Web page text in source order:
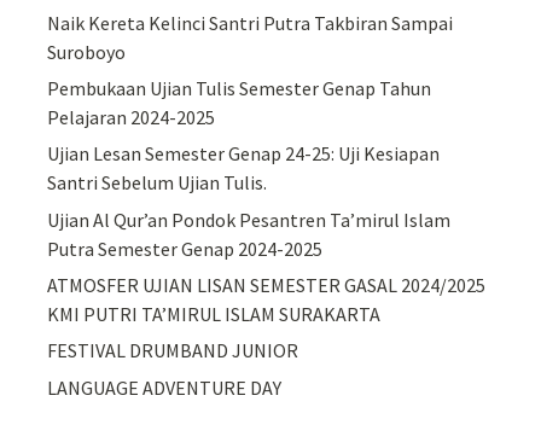
Naik Kereta Kelinci Santri Putra Takbiran Sampai
Suroboyo
Pembukaan Ujian Tulis Semester Genap Tahun
Pelajaran 2024-2025
Ujian Lesan Semester Genap 24-25: Uji Kesiapan
Santri Sebelum Ujian Tulis.
Ujian Al Qur’an Pondok Pesantren Ta’mirul Islam
Putra Semester Genap 2024-2025
ATMOSFER UJIAN LISAN SEMESTER GASAL 2024/2025
KMI PUTRI TA’MIRUL ISLAM SURAKARTA
FESTIVAL DRUMBAND JUNIOR
LANGUAGE ADVENTURE DAY